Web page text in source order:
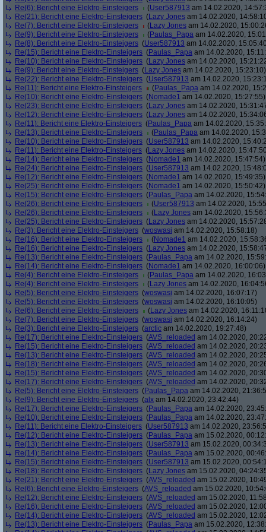
Re(6): Bericht eine Elektro-Einsteigers
(User587913 am 14.02.2020,
Re(21): Bericht eine Elektro-Einsteigers (Lazy Jones am 14.02.2020,
Re(7): Bericht eine Elektro-Einsteigers
(Lazy Jones am 14.02.2020,
Re(9): Bericht eine Elektro-Einsteigers
(Paulas_Papa am 14.02.2020,
Re(8): Bericht eine Elektro-Einsteigers (User587913 am 14.02.2020,
Re(15): Bericht eine Elektro-Einsteigers (Paulas_Papa am 14.02.2020,
Re(10): Bericht eine Elektro-Einsteigers (Lazy Jones am 14.02.2020,
Re(9): Bericht eine Elektro-Einsteigers (Lazy Jones am 14.02.2020, 15:23:10)
Re(22): Bericht eine Elektro-Einsteigers (User587913 am 14.02.2020,
Re(11): Bericht eine Elektro-Einsteigers
(Paulas_Papa am 14.02.2020,
Re(10): Bericht eine Elektro-Einsteigers (Nomade1 am 14.02.2020, 15:27:55)
Re(23): Bericht eine Elektro-Einsteigers (Lazy Jones am 14.02.2020,
Re(12): Bericht eine Elektro-Einsteigers (Lazy Jones am 14.02.2020,
Re(11): Bericht eine Elektro-Einsteigers (Paulas_Papa am 14.02.2020,
Re(13): Bericht eine Elektro-Einsteigers
(Paulas_Papa am 14.02.2020,
Re(10): Bericht eine Elektro-Einsteigers (User587913 am 14.02.2020,
Re(11): Bericht eine Elektro-Einsteigers (Lazy Jones am 14.02.2020,
Re(14): Bericht eine Elektro-Einsteigers (Nomade1 am 14.02.2020, 15:47:54)
Re(24): Bericht eine Elektro-Einsteigers (User587913 am 14.02.2020,
Re(12): Bericht eine Elektro-Einsteigers (Nomade1 am 14.02.2020, 15:49:35)
Re(25): Bericht eine Elektro-Einsteigers (Nomade1 am 14.02.2020, 15:50:42)
Re(15): Bericht eine Elektro-Einsteigers (Paulas_Papa am 14.02.2020,
Re(26): Bericht eine Elektro-Einsteigers
(User587913 am 14.02.2020,
Re(26): Bericht eine Elektro-Einsteigers
(Lazy Jones am 14.02.2020,
Re(25): Bericht eine Elektro-Einsteigers (Lazy Jones am 14.02.2020,
Re(3): Bericht eine Elektro-Einsteigers (woswasi am 14.02.2020, 15:58:18)
Re(16): Bericht eine Elektro-Einsteigers
(Nomade1 am 14.02.2020,
Re(16): Bericht eine Elektro-Einsteigers (Lazy Jones am 14.02.2020,
Re(13): Bericht eine Elektro-Einsteigers (Paulas_Papa am 14.02.2020,
Re(14): Bericht eine Elektro-Einsteigers (Nomade1 am 14.02.2020, 16:00:06)
Re(4): Bericht eine Elektro-Einsteigers
(Paulas_Papa am 14.02.2020,
Re(4): Bericht eine Elektro-Einsteigers
(Lazy Jones am 14.02.2020,
Re(5): Bericht eine Elektro-Einsteigers (woswasi am 14.02.2020, 16:07:17)
Re(5): Bericht eine Elektro-Einsteigers (woswasi am 14.02.2020, 16:10:05)
Re(6): Bericht eine Elektro-Einsteigers
(Lazy Jones am 14.02.2020,
Re(7): Bericht eine Elektro-Einsteigers (woswasi am 14.02.2020, 16:14:24)
Re(3): Bericht eine Elektro-Einsteigers (arctic am 14.02.2020, 19:27:48)
Re(17): Bericht eine Elektro-Einsteigers (AVS_reloaded am 14.02.2020,
Re(15): Bericht eine Elektro-Einsteigers (AVS_reloaded am 14.02.2020,
Re(13): Bericht eine Elektro-Einsteigers (AVS_reloaded am 14.02.2020,
Re(18): Bericht eine Elektro-Einsteigers (AVS_reloaded am 14.02.2020,
Re(15): Bericht eine Elektro-Einsteigers (AVS_reloaded am 14.02.2020,
Re(17): Bericht eine Elektro-Einsteigers (AVS_reloaded am 14.02.2020,
Re(5): Bericht eine Elektro-Einsteigers (Paulas_Papa am 14.02.2020,
Re(9): Bericht eine Elektro-Einsteigers (alx am 14.02.2020, 23:42:44)
Re(17): Bericht eine Elektro-Einsteigers (Paulas_Papa am 14.02.2020,
Re(10): Bericht eine Elektro-Einsteigers (Paulas_Papa am 14.02.2020,
Re(11): Bericht eine Elektro-Einsteigers (User587913 am 14.02.2020,
Re(12): Bericht eine Elektro-Einsteigers (Paulas_Papa am 15.02.2020,
Re(13): Bericht eine Elektro-Einsteigers (User587913 am 15.02.2020,
Re(14): Bericht eine Elektro-Einsteigers (Paulas_Papa am 15.02.2020,
Re(15): Bericht eine Elektro-Einsteigers (User587913 am 15.02.2020,
Re(18): Bericht eine Elektro-Einsteigers (Lazy Jones am 15.02.2020,
Re(21): Bericht eine Elektro-Einsteigers (AVS_reloaded am 15.02.2020,
Re(6): Bericht eine Elektro-Einsteigers (AVS_reloaded am 15.02.2020,
Re(12): Bericht eine Elektro-Einsteigers (AVS_reloaded am 15.02.2020,
Re(16): Bericht eine Elektro-Einsteigers (AVS_reloaded am 15.02.2020,
Re(14): Bericht eine Elektro-Einsteigers (AVS_reloaded am 15.02.2020,
Re(13): Bericht eine Elektro-Einsteigers (Paulas_Papa am 15.02.2020,